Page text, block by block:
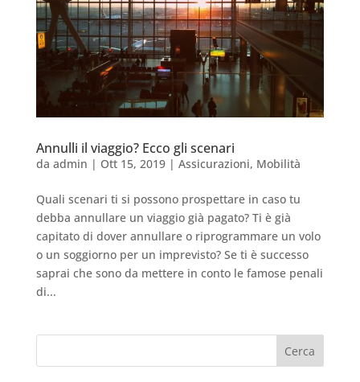
Annulli il viaggio? Ecco gli scenari
da admin | Ott 15, 2019| Assicurazioni, Mobilità
Quali scenari ti si possono prospettare in caso tu
debba annullare un viaggio già pagato? Ti è già
capitato di dover annullare o riprogrammare un volo
o un soggiorno per un imprevisto? Se ti è successo
saprai che sono da mettere in conto le famose penali
di...